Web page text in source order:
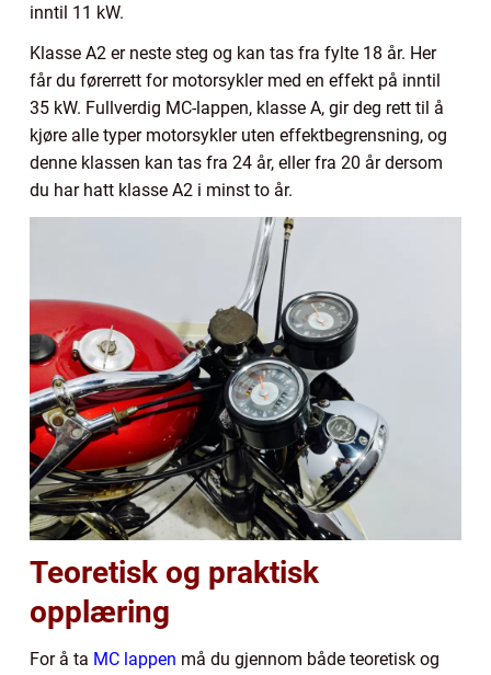
inntil 11 kW.
Klasse A2 er neste steg og kan tas fra fylte 18 år. Her
får du førerrett for motorsykler med en effekt på inntil
35 kW. Fullverdig MC-lappen, klasse A, gir deg rett til å
kjøre alle typer motorsykler uten effektbegrensning, og
denne klassen kan tas fra 24 år, eller fra 20 år dersom
du har hatt klasse A2 i minst to år.
Teoretisk og praktisk
opplæring
For å ta MC lappen må du gjennom både teoretisk og